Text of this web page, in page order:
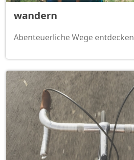
wandern
Abenteuerliche Wege entdecken